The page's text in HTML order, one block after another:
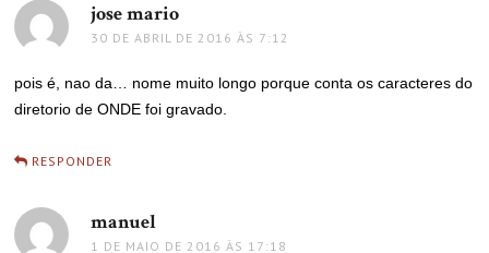
jose mario
30 DE ABRIL DE 2016 ÀS 7:12
pois é, nao da… nome muito longo porque conta os caracteres do
diretorio de ONDE foi gravado.
RESPONDER
manuel
1 DE MAIO DE 2016 ÀS 17:18